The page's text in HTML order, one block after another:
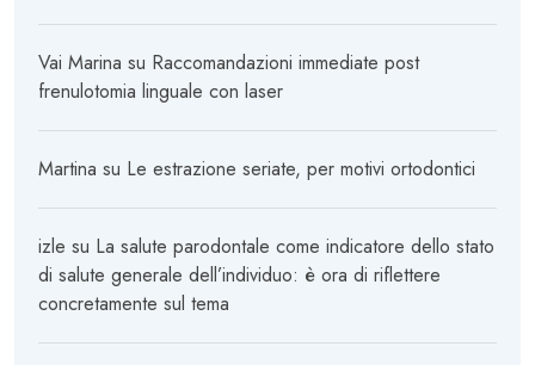
Vai Marina su Raccomandazioni immediate post
frenulotomia linguale con laser
Martina su Le estrazione seriate, per motivi ortodontici
izle su La salute parodontale come indicatore dello stato
di salute generale dell’individuo: è ora di riflettere
concretamente sul tema